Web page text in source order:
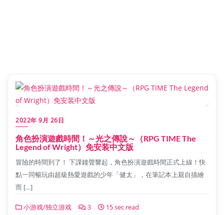
2022年 9月 26日
角色扮演遊戲時間！～光之傳說～（RPG TIME The
Legend of Wright）免安装中文版
冒險的時間到了！ 下課鐘聲響起，角色扮演遊戲時間正式上線！快
點一同暢玩由超級熱愛遊戲的少年「健太」，在筆記本上親自描繪
而 […]
小游戏/独立游戏 3 15 sec read